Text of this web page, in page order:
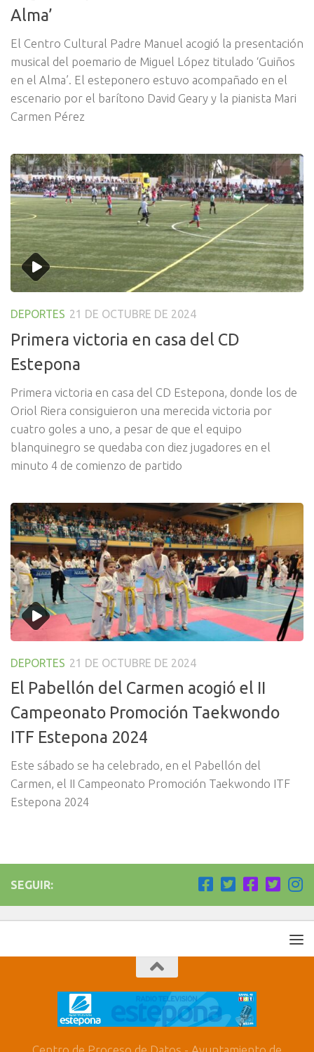
Alma’
El Centro Cultural Padre Manuel acogió la presentación
musical del poemario de Miguel López titulado ‘Guiños
en el Alma’. El esteponero estuvo acompañado en el
escenario por el barítono David Geary y la pianista Mari
Carmen Pérez
DEPORTES 21 DE OCTUBRE DE 2024
Primera victoria en casa del CD
Estepona
Primera victoria en casa del CD Estepona, donde los de
Oriol Riera consiguieron una merecida victoria por
cuatro goles a uno, a pesar de que el equipo
blanquinegro se quedaba con diez jugadores en el
minuto 4 de comienzo de partido
DEPORTES 21 DE OCTUBRE DE 2024
El Pabellón del Carmen acogió el II
Campeonato Promoción Taekwondo
ITF Estepona 2024
Este sábado se ha celebrado, en el Pabellón del
Carmen, el II Campeonato Promoción Taekwondo ITF
Estepona 2024
SEGUIR: